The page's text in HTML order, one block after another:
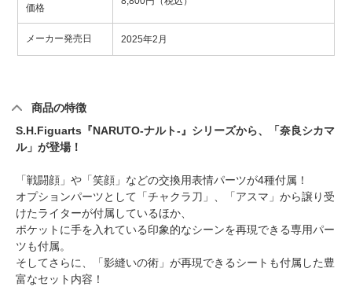
価格
メーカー発売日 2025年2月
商品の特徴
S.H.Figuarts『NARUTO-ナルト-』シリーズから、「奈良シカマ
ル」が登場！
「戦闘顔」や「笑顔」などの交換用表情パーツが4種付属！
オプションパーツとして「チャクラ刀」、「アスマ」から譲り受
けたライターが付属しているほか、
ポケットに手を入れている印象的なシーンを再現できる専用パー
ツも付属。
そしてさらに、「影縫いの術」が再現できるシートも付属した豊
富なセット内容！